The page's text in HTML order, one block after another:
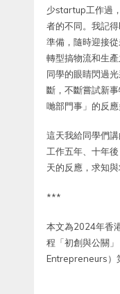
少startup工作過
者的不同。我記
準備，隨時迎接
轉型搞物流和生
同學的眼睛閃過
斷，不斷嘗試新
哋部門事」的反應
這天我給同學們
工作五年、十年
天的反應，求知與
***
本文為2024年香
程「初創與公關
Entrepreneurs）